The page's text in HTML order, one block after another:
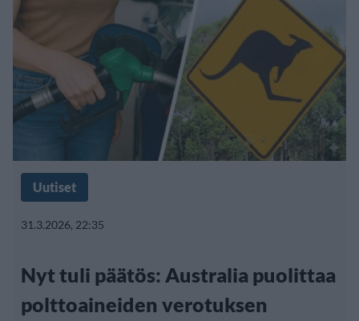
Uutiset
31.3.2026, 22:35
Nyt tuli päätös: Australia puolittaa
polttoaineiden verotuksen